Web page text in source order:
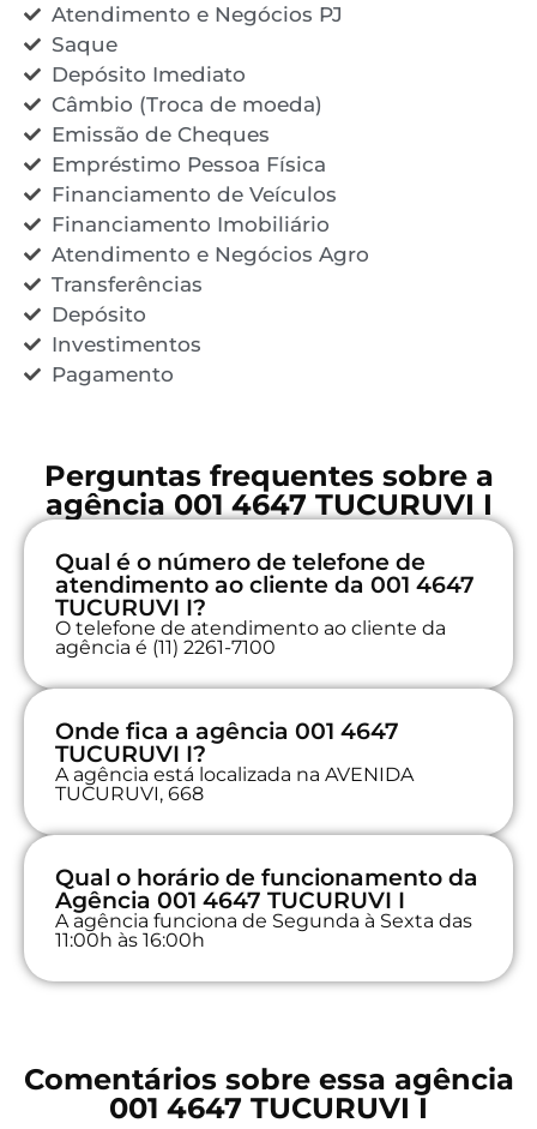
Atendimento e Negócios PJ
Saque
Depósito Imediato
Câmbio (Troca de moeda)
Emissão de Cheques
Empréstimo Pessoa Física
Financiamento de Veículos
Financiamento Imobiliário
Atendimento e Negócios Agro
Transferências
Depósito
Investimentos
Pagamento
Perguntas frequentes sobre a
agência 001 4647 TUCURUVI I
Qual é o número de telefone de
atendimento ao cliente da 001 4647
TUCURUVI I?
O telefone de atendimento ao cliente da
agência é (11) 2261-7100
Onde fica a agência 001 4647
TUCURUVI I?
A agência está localizada na AVENIDA
TUCURUVI, 668
Qual o horário de funcionamento da
Agência 001 4647 TUCURUVI I
A agência funciona de Segunda à Sexta das
11:00h às 16:00h
Comentários sobre essa agência
001 4647 TUCURUVI I